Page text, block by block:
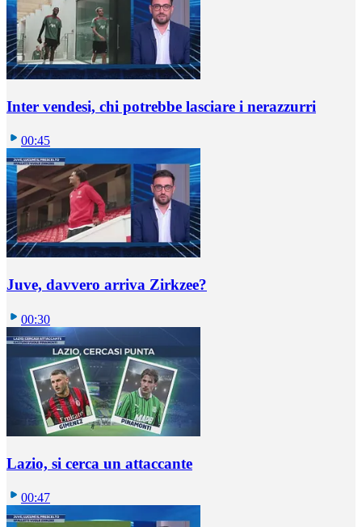
Inter vendesi, chi potrebbe lasciare i nerazzurri
00:45
Juve, davvero arriva Zirkzee?
00:30
Lazio, si cerca un attaccante
00:47